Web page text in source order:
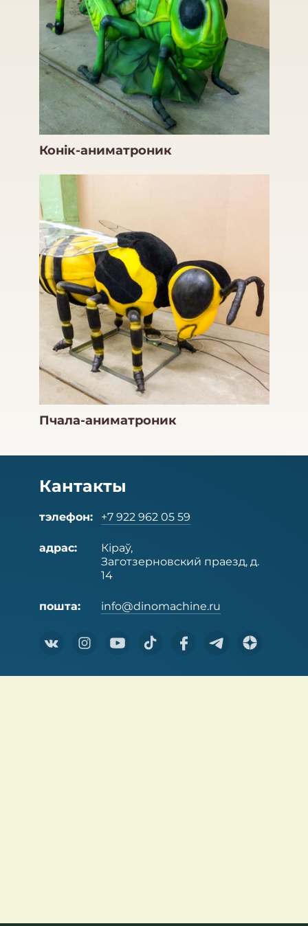
Конік-аниматроник
Пчала-аниматроник
Кантакты
тэлефон: +7 922 962 05 59
адрас:
Кіраў,
Заготзерновский праезд, д.
14
пошта: info@dinomachine.ru